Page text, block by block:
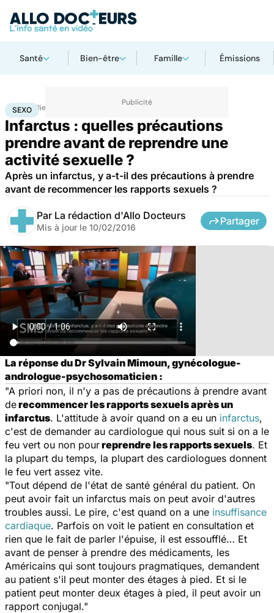
Santé Bien-être Famille Émissions
Accueil Bien-être
SEXO
Infarctus : quelles précautions
prendre avant de reprendre une
activité sexuelle ?
Après un infarctus, y a-t-il des précautions à prendre
avant de recommencer les rapports sexuels ?
Par La rédaction d'Allo Docteurs
Mis à jour le 10/02/2016
Partager
La réponse du Dr Sylvain Mimoun, gynécologue-
andrologue-psychosomaticien :
"A priori non, il n'y a pas de précautions à prendre avant
derecommencer les rapports sexuels après un
infarctus. L'attitude à avoir quand on a eu un infarctus,
c'est de demander au cardiologue qui nous suit si on a le
feu vert ou non pourreprendre les rapports sexuels. Et
la plupart du temps, la plupart des cardiologues donnent
le feu vert assez vite.
"Tout dépend de l'état de santé général du patient. On
peut avoir fait un infarctus mais on peut avoir d'autres
troubles aussi. Le pire, c'est quand on a une insuffisance
cardiaque. Parfois on voit le patient en consultation et
rien que le fait de parler l'épuise, il est essoufflé… Et
avant de penser à prendre des médicaments, les
Américains qui sont toujours pragmatiques, demandent
au patient s'il peut monter des étages à pied. Et si le
patient peut monter deux étages à pied, il peut avoir un
rapport conjugal."